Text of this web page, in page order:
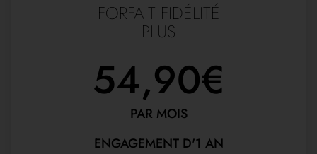
FORFAIT FIDÉLITÉ
PLUS
54,90€
PAR MOIS
ENGAGEMENT D'1 AN